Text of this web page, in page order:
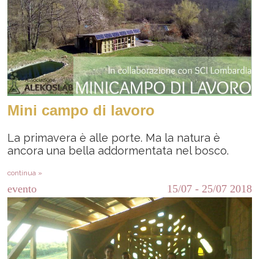
Mini campo di lavoro
La primavera è alle porte. Ma la natura è
ancora una bella addormentata nel bosco.
continua »
evento 15/07 - 25/07 2018